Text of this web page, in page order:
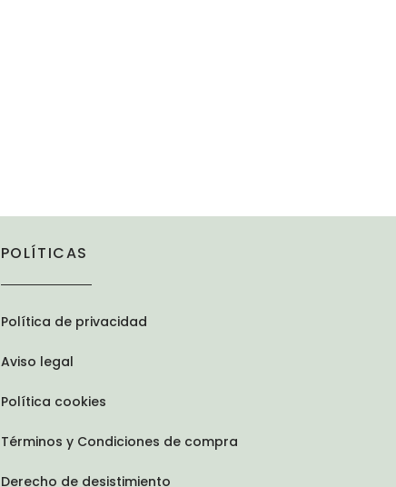
POLÍTICAS
Política de privacidad
Aviso legal
Política cookies
Términos y Condiciones de compra
Derecho de desistimiento